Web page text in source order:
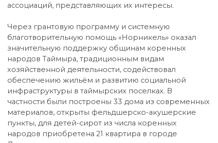
ассоциаций, представляющих их интересы.
Через грантовую программу и системную
благотворительную помощь «Норникель» оказал
значительную поддержку общинам коренных
народов Таймыра, традиционным видам
хозяйственной деятельности, содействовал
обеспечению жильём и развитию социальной
инфраструктуры в таймырских поселках. В
частности были построены 33 дома из современных
материалов, открыты фельдшерско-акушерские
пункты, для детей-сирот из числа коренных
народов приобретена 21 квартира в городе